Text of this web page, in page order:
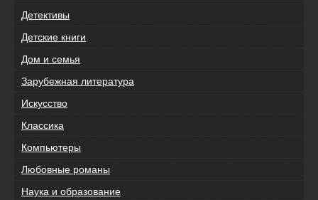
Детективы
Детские книги
Дом и семья
Зарубежная литература
Искусство
Классика
Компьютеры
Любовные романы
Наука и образование